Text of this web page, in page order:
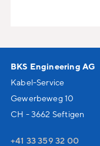
BKS Engineering AG
Kabel-Service
Gewerbeweg 10
CH - 3662 Seftigen
+41 33 359 32 00